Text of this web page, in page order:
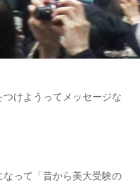
けようってメッセージな
って「昔から美大受験の